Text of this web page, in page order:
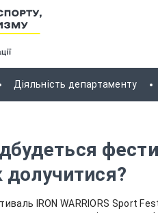
Діяльність департаменту
долучитися?
IRON WARRIORS Sport